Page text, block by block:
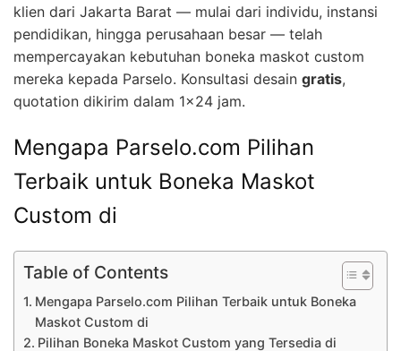
klien dari Jakarta Barat — mulai dari individu, instansi
pendidikan, hingga perusahaan besar — telah
mempercayakan kebutuhan boneka maskot custom
mereka kepada Parselo. Konsultasi desain gratis,
quotation dikirim dalam 1×24 jam.
Mengapa Parselo.com Pilihan
Terbaik untuk Boneka Maskot
Custom di
Table of Contents
Mengapa Parselo.com Pilihan Terbaik untuk Boneka
Maskot Custom di
Pilihan Boneka Maskot Custom yang Tersedia di